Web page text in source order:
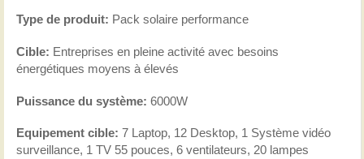
Type de produit: Pack solaire performance
Cible: Entreprises en pleine activité avec besoins
énergétiques moyens à élevés
Puissance du système: 6000W
Equipement cible: 7 Laptop, 12 Desktop, 1 Système vidéo
surveillance, 1 TV 55 pouces, 6 ventilateurs, 20 lampes